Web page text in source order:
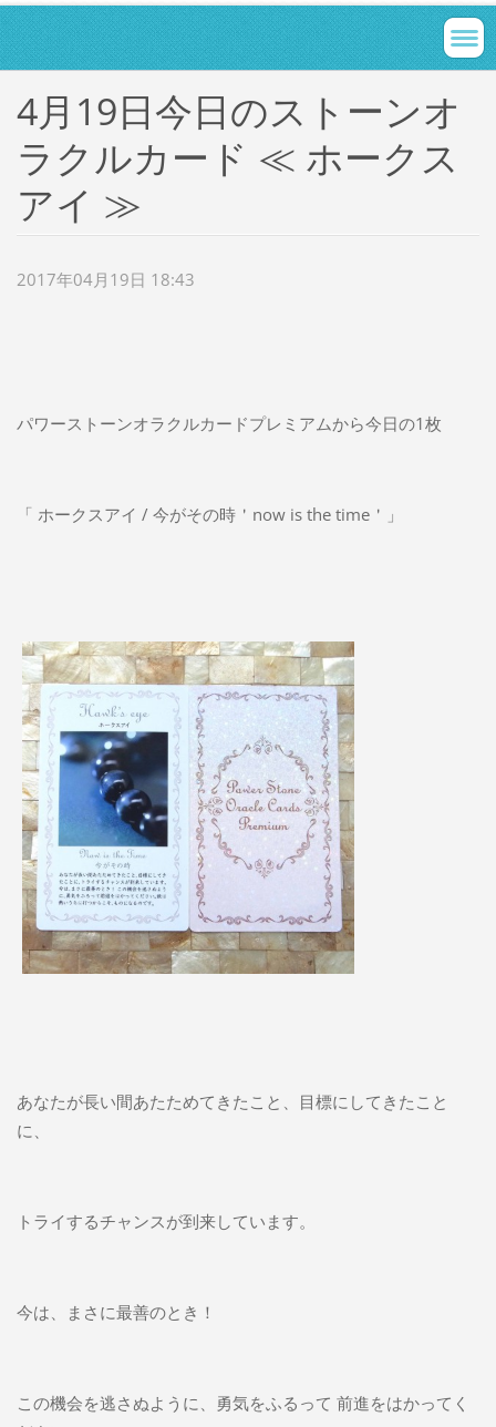
4月19日今日のストーンオ
ラクルカード ≪ ホークス
アイ ≫
2017年04月19日 18:43
パワーストーンオラクルカードプレミアムから今日の1枚
「 ホークスアイ / 今がその時＇now is the time＇」
あなたが長い間あたためてきたこと、目標にしてきたこと
に、
トライするチャンスが到来しています。
今は、まさに最善のとき！
この機会を逃さぬように、勇気をふるって 前進をはかってく